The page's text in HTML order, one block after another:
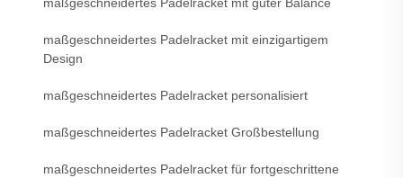
maßgeschneidertes Padelracket mit einzigartigem
Design
maßgeschneidertes Padelracket personalisiert
maßgeschneidertes Padelracket Großbestellung
maßgeschneidertes Padelracket für fortgeschrittene